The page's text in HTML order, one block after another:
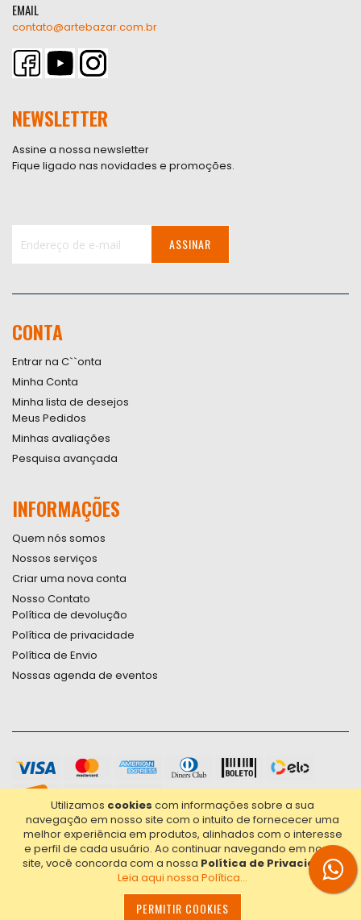
Utilizamos cookies com informações sobre a sua
navegação em nosso site com o intuito de fornececer uma
melhor experiência em produtos, alinhados com o interesse
e perfil de cada usuário. Ao continuar navegando em nosso
site, você concorda com a nossa Política de Privacidade.
Leia aqui nossa Política...
PERMITIR COOKIES
EMAIL
contato@artebazar.com.br
NEWSLETTER
Assine a nossa newsletter
Fique ligado nas novidades e promoções.
Newsletter:
ASSINAR
CONTA
Entrar na C``onta
Minha Conta
Minha lista de desejos
Meus Pedidos
Minhas avaliações
Pesquisa avançada
INFORMAÇÕES
Quem nós somos
Nossos serviços
Criar uma nova conta
Nosso Contato
Política de devolução
Política de privacidade
Política de Envio
Nossas agenda de eventos
2021© Copyright Poligrafica Bazar Ltda- CNPJ 42.500.090/0001-
20 - Todos os direitos reservados.